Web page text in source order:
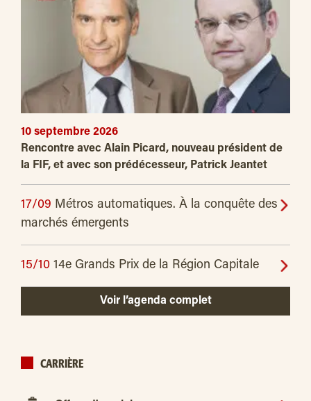
10 septembre 2026
Rencontre avec Alain Picard, nouveau président de
la FIF, et avec son prédécesseur, Patrick Jeantet
17/09 Métros automatiques. À la conquête des
marchés émergents
15/10 14e Grands Prix de la Région Capitale
Voir l’agenda complet
CARRIÈRE